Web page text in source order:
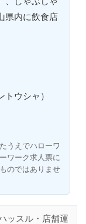
県内に飲食店
ウシャ）
うえでハローワ
ワーク求人票に
のではありませ
ッスル・店舗運